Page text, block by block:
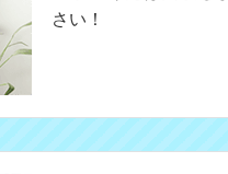
さい！